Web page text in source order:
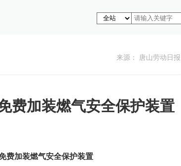
来源： 唐山劳动日报
费加装燃气安全保护装置
费加装燃气安全保护装置